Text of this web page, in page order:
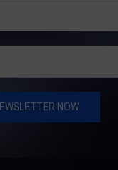
रूप से संचालित…